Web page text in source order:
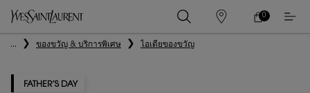
ร้าน
ค้า
ตะกร้า
0
0 PRODUCT IN
เนื้อหาหลัก
... ของขวัญ & บริการพิเศษ ไอเดียของขวัญ
FATHER’S DAY